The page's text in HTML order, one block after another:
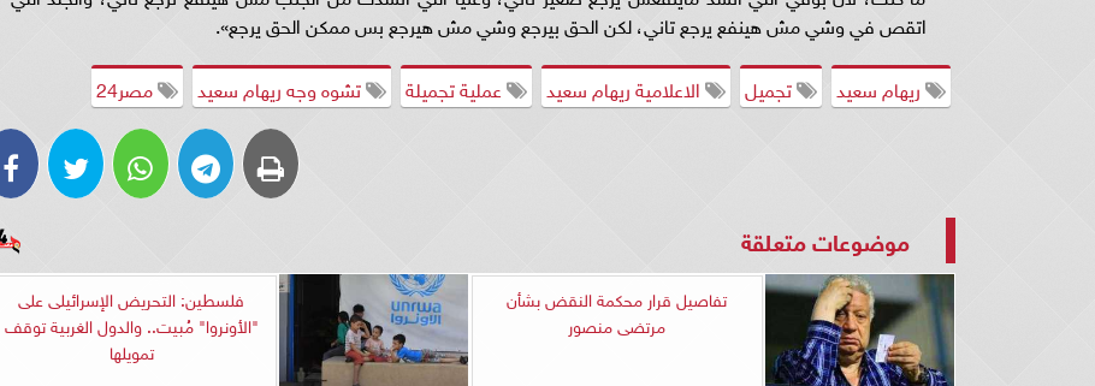
اتقص في وشي مش هينفع يرجع تاني، لكن الحق بيرجع وشي مش هيرجع بس ممكن الحق يرجع».
ريهام سعيد
تجميل الاعلامية ريهام سعيد عملية تجميلة تشوه وجه ريهام سعيد مصر24
موضوعات متعلقة
تفاصيل قرار محكمة النقض بشأن
مرتضى منصور
فلسطين: التحريض الإسرائيلى على
"الأونروا" مُبيت.. والدول الغربية توقف
تمويلها